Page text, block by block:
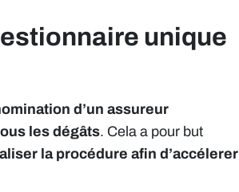
unique
d’un assureur
les dégâts. Cela a pour but
la procédure afin d’accélerer